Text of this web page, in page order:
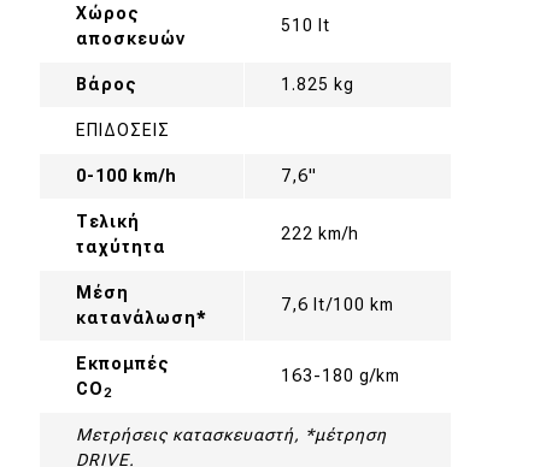
Χώρος
αποσκευών
510 lt
Βάρος 1.825 kg
ΕΠΙΔΟΣΕΙΣ
0-100 km/h 7,6"
Τελική
ταχύτητα
222 km/h
Μέση
κατανάλωση*
7,6 lt/100 km
Εκπομπές
CO2
163-180 g/km
Μετρήσεις κατασκευαστή, *μέτρηση
DRIVE.